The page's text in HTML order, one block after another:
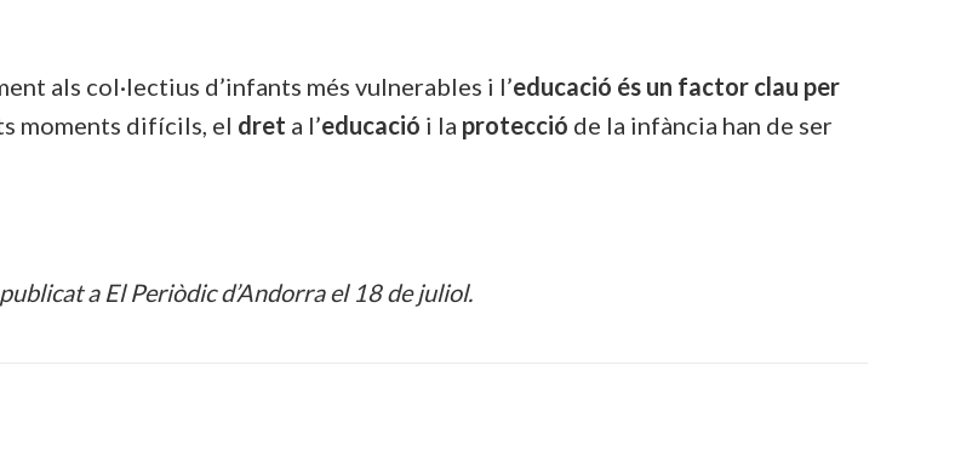
als col·lectius d’infants més vulnerables i l’educació és un factor clau per
moments difícils, el dret a l’educació i la protecció de la infància han de ser
a El Periòdic d’Andorra el 18 de juliol.